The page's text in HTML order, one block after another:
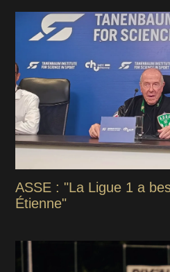
ASSE : "La Ligue 1 a
Étienne"